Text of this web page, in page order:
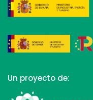
Un proyecto de: